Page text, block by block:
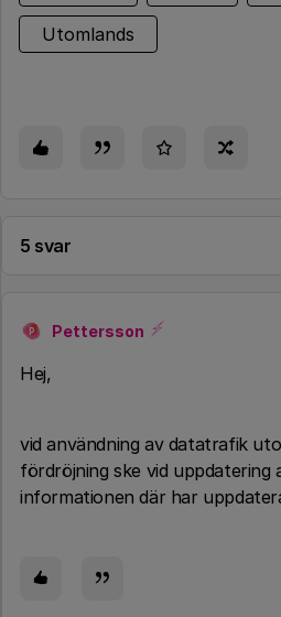
Utomlands
5 svar
P Pettersson
Hej,
vid användning av datatrafik
fördröjning ske vid
informationen där har